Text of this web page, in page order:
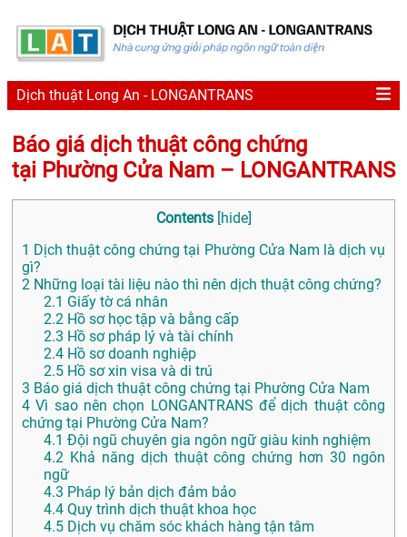
Dịch thuật Long An - LONGANTRANS
Báo giá dịch thuật công chứng
tại Phường Cửa Nam – LONGANTRANS
Contents [hide]
1 Dịch thuật công chứng tại Phường Cửa Nam là dịch vụ
gì?
2 Những loại tài liệu nào thì nên dịch thuật công chứng?
2.1 Giấy tờ cá nhân
2.2 Hồ sơ học tập và bằng cấp
2.3 Hồ sơ pháp lý và tài chính
2.4 Hồ sơ doanh nghiệp
2.5 Hồ sơ xin visa và di trú
3 Báo giá dịch thuật công chứng tại Phường Cửa Nam
4 Vì sao nên chọn LONGANTRANS để dịch thuật công
chứng tại Phường Cửa Nam?
4.1 Đội ngũ chuyên gia ngôn ngữ giàu kinh nghiệm
4.2 Khả năng dịch thuật công chứng hơn 30 ngôn
ngữ
4.3 Pháp lý bản dịch đảm bảo
4.4 Quy trình dịch thuật khoa học
4.5 Dịch vụ chăm sóc khách hàng tận tâm